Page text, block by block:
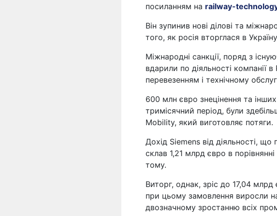
посиланням на railway-
Він зупинив нові ділові та
того, як росія вторглася в
Міжнародні санкції, поряд з
вдарили по діяльності компанії
перевезенням і технічному
600 млн євро знецінення та
тримісячний період, були
Mobility, який виготовляє потяги.
Дохід Siemens від діяльності,
склав 1,21 млрд євро в
тому.
Виторг, однак, зріс до 17,04
при цьому замовлення виросли
двозначному зростанню всіх